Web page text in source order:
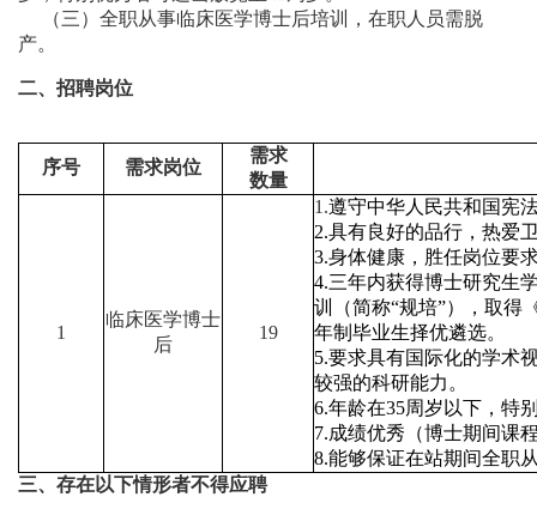
（三）全职从事临床医学博士后培训，在职人员需脱
产。
二、招聘岗位
序号 需求岗位
需求
数量
1
临床医学博士
后
19
1.遵守中华人民共和国宪
2.具有良好的品行，热爱
3.身体健康，胜任岗位要
4.三年内获得博士研究生
训（简称“规培”），取得
年制毕业生择优遴选。
5.要求具有国际化的学术
较强的科研能力。
6.年龄在35周岁以下，特
7.成绩优秀（博士期间课
8.能够保证在站期间全职
三、存在以下情形者不得应聘